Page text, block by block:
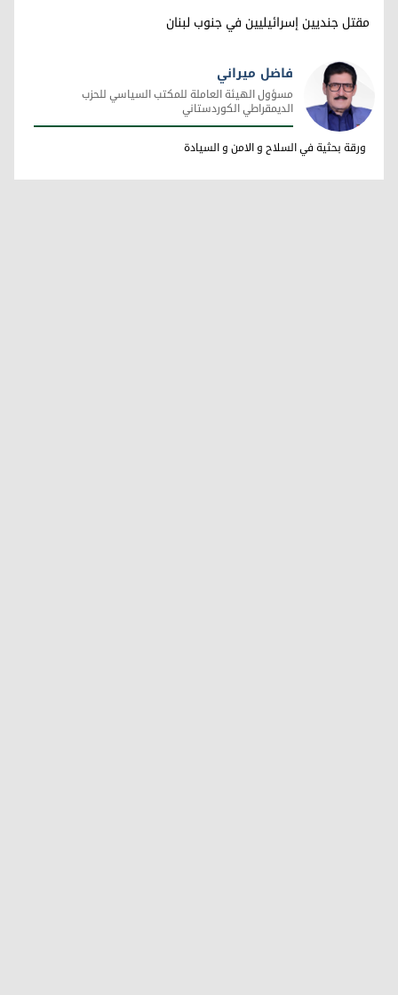
مقتل جنديين إسرائيليين في جنوب لبنان
فاضل ميراني
فاضل ميراني
مسؤول الهيئة العاملة للمكتب السياسي للحزب
الديمقراطي الكوردستاني
ورقة بحثية في السلاح و الامن و السيادة